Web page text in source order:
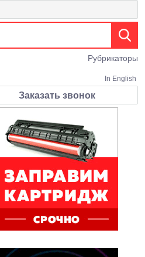
Рубрикаторы
In English
Заказать звонок